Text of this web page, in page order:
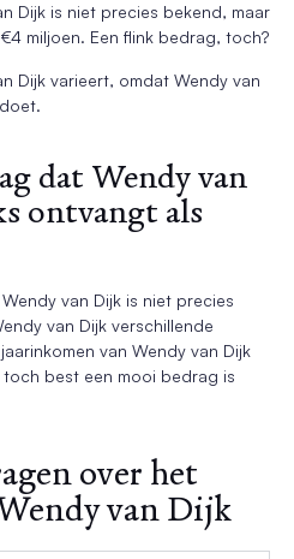
Dijk is niet precies bekend, maar
miljoen. Een flink bedrag, toch?
Dijk varieert, omdat Wendy van
dat Wendy van
ontvangt als
van Dijk is niet precies
van Dijk verschillende
van Wendy van Dijk
toch best een mooi bedrag is
over het
van Dijk